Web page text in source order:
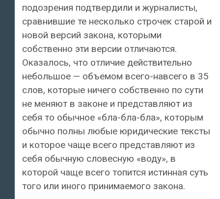
подозрения подтвердили и журналисты,
сравнившие те несколько строчек старой и
новой версий закона, которыми
собственно эти версии отличаются.
Оказалось, что отличие действительно
небольшое — объемом всего-навсего в 35
слов, которые ничего собственно по сути
не меняют в законе и представляют из
себя то обычное «бла-бла-бла», которым
обычно полны любые юридические тексты
и которое чаще всего представляют из
себя обычную словесную «воду», в
которой чаще всего топится истинная суть
того или иного принимаемого закона.